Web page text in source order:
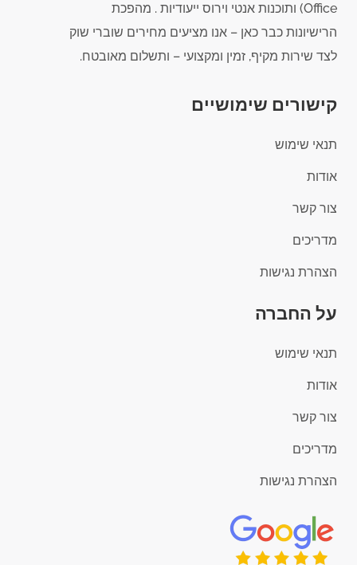
Office) ותוכנות אנטי וירוס ייעודיות . מהפכת
הרישיונות כבר כאן – אנו מציעים מחירים שוברי שוק
לצד שירות מקיף, זמין ומקצועי – ותשלום מאובטח.
קישורים שימושיים
תנאי שימוש
אודות
צור קשר
מדריכים
הצהרת נגישות
על החברה
תנאי שימוש
אודות
צור קשר
מדריכים
הצהרת נגישות